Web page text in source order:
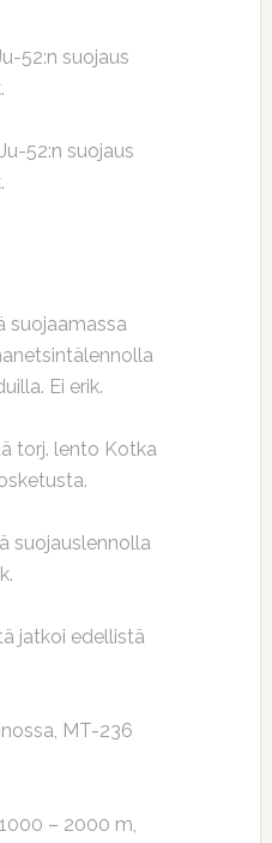
52:n suojaus
52:n suojaus
suojaamassa
Ei erik.
torj. lento Kotka
suojauslennolla
jatkoi edellistä
MT-236
– 2000 m,